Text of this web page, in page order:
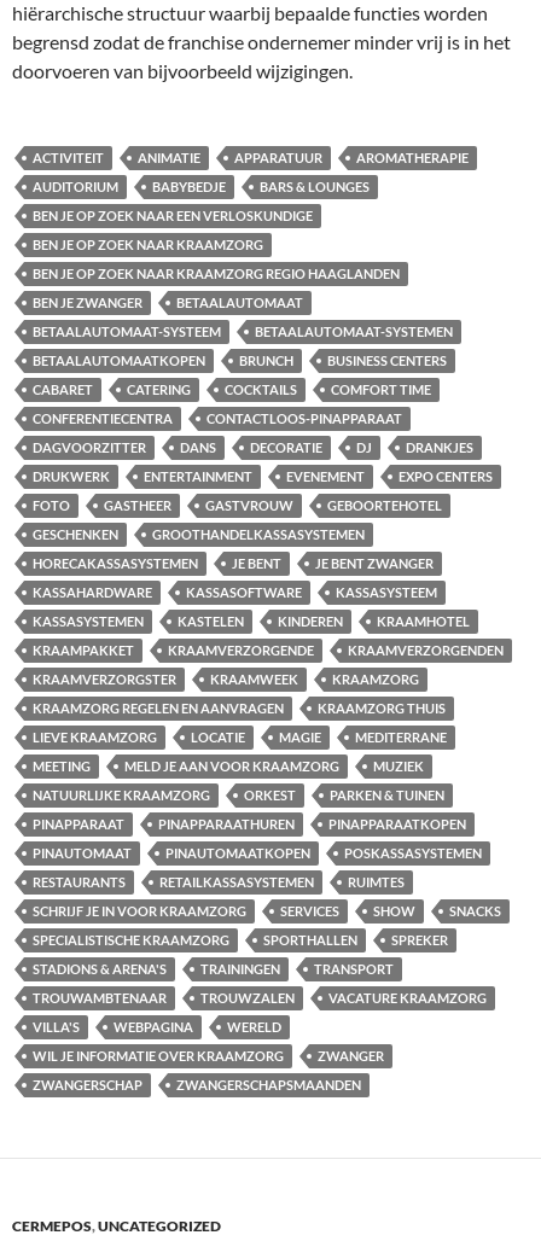
hiërarchische structuur waarbij bepaalde functies worden
begrensd zodat de franchise ondernemer minder vrij is in het
doorvoeren van bijvoorbeeld wijzigingen.
ACTIVITEIT ANIMATIE APPARATUUR
AROMATHERAPIE
AUDITORIUM
BABYBEDJE
BARS & LOUNGES
BEN JE OP ZOEK NAAR EEN VERLOSKUNDIGE
BEN JE OP ZOEK NAAR KRAAMZORG
BEN JE OP ZOEK NAAR KRAAMZORG REGIO HAAGLANDEN
BEN JE ZWANGER
BETAALAUTOMAAT
BETAALAUTOMAAT-SYSTEEM
BETAALAUTOMAAT-SYSTEMEN
BETAALAUTOMAATKOPEN
BRUNCH
BUSINESS CENTERS
CABARET
CATERING COCKTAILS
COMFORT TIME
CONFERENTIECENTRA
CONTACTLOOS-PINAPPARAAT
DAGVOORZITTER
DANS DECORATIE DJ
DRANKJES
DRUKWERK
ENTERTAINMENT EVENEMENT
EXPO CENTERS
FOTO
GASTHEER GASTVROUW
GEBOORTEHOTEL
GESCHENKEN
GROOTHANDELKASSASYSTEMEN
HORECAKASSASYSTEMEN
JE BENT
JE BENT ZWANGER
KASSAHARDWARE
KASSASOFTWARE
KASSASYSTEEM
KASSASYSTEMEN
KASTELEN KINDEREN
KRAAMHOTEL
KRAAMPAKKET
KRAAMVERZORGENDE
KRAAMVERZORGENDEN
KRAAMVERZORGSTER
KRAAMWEEK
KRAAMZORG
KRAAMZORG REGELEN EN AANVRAGEN
KRAAMZORG THUIS
LIEVE KRAAMZORG
LOCATIE MAGIE
MEDITERRANE
MEETING
MELD JE AAN VOOR KRAAMZORG
MUZIEK
NATUURLIJKE KRAAMZORG
ORKEST
PARKEN & TUINEN
PINAPPARAAT
PINAPPARAATHUREN
PINAPPARAATKOPEN
PINAUTOMAAT
PINAUTOMAATKOPEN
POSKASSASYSTEMEN
RESTAURANTS
RETAILKASSASYSTEMEN
RUIMTES
SCHRIJF JE IN VOOR KRAAMZORG
SERVICES SHOW
SNACKS
SPECIALISTISCHE KRAAMZORG
SPORTHALLEN
SPREKER
STADIONS & ARENA'S
TRAININGEN
TRANSPORT
TROUWAMBTENAAR
TROUWZALEN
VACATURE KRAAMZORG
VILLA'S
WEBPAGINA
WERELD
WIL JE INFORMATIE OVER KRAAMZORG
ZWANGER
ZWANGERSCHAP
ZWANGERSCHAPSMAANDEN
CERMEPOS,UNCATEGORIZED